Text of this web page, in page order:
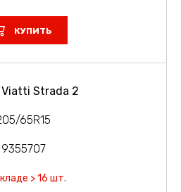
КУПИТЬ
Strada 2
65R15
9355707
> 16 шт.